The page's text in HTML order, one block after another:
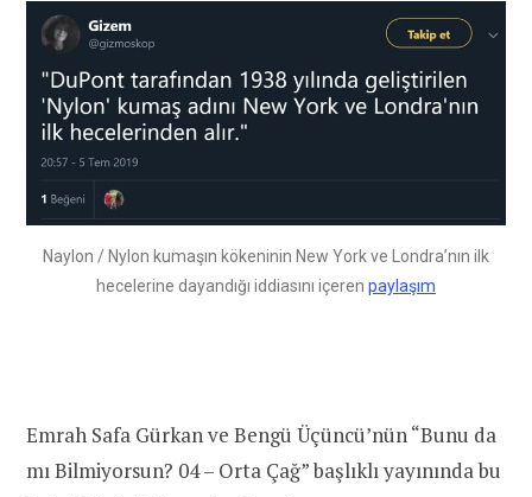
Naylon / Nylon kumaşın kökeninin New York ve Londra’nın ilk
hecelerine dayandığı iddiasını içeren paylaşım
Emrah Safa Gürkan ve Bengü Üçüncü’nün “Bunu da
mı Bilmiyorsun? 04 – Orta Çağ” başlıklı yayınında bu